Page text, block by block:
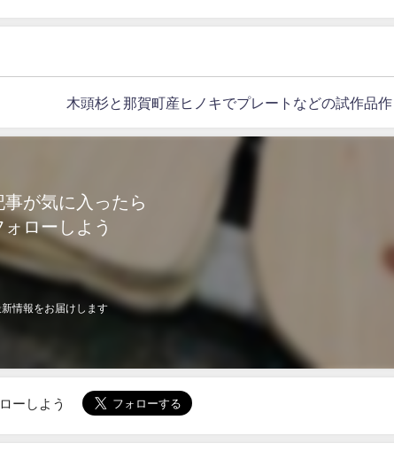
木頭杉と那賀町産ヒノキでプレートなどの試作品
事が気に入ったら
ォローしよう
新情報をお届けします
ーしよう